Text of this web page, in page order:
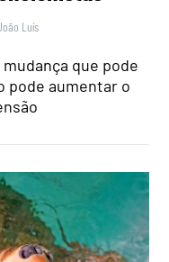
Luís
que pode
pode aumentar o